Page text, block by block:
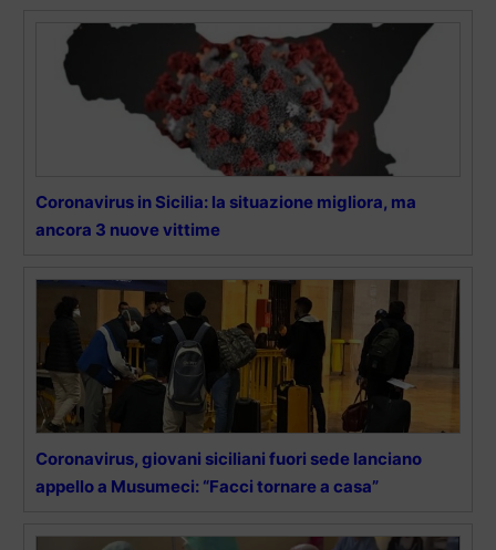
Coronavirus in Sicilia: la situazione migliora, ma
ancora 3 nuove vittime
Coronavirus, giovani siciliani fuori sede lanciano
appello a Musumeci: “Facci tornare a casa”